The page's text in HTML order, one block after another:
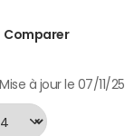
Comparer
Mise à jour le 07/11/25